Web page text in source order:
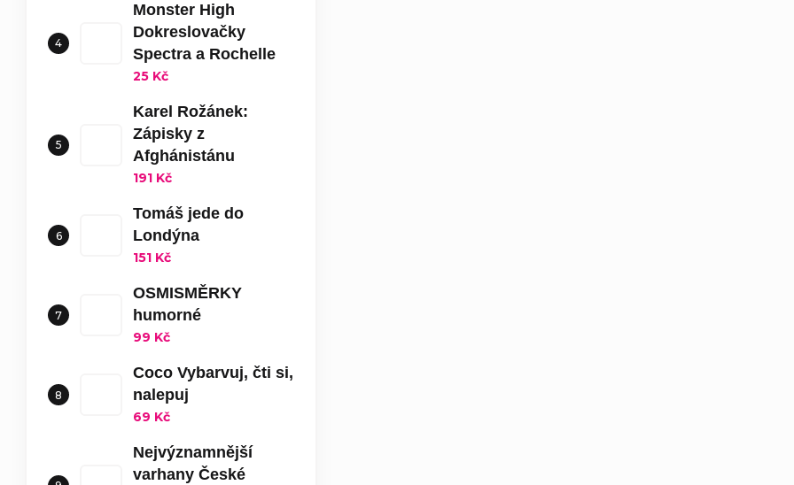
Monster High
Dokreslovačky
Spectra a Rochelle
25 Kč
Karel Rožánek:
Zápisky z
Afghánistánu
191 Kč
Tomáš jede do
Londýna
151 Kč
OSMISMĚRKY
humorné
99 Kč
Coco Vybarvuj, čti si,
nalepuj
69 Kč
Nejvýznamnější
varhany České